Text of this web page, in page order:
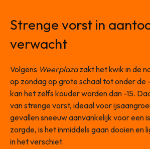
Strenge vorst in
verwacht
Volgens Weerplazazakt het kwik in de
op zondag op grote schaal tot onder de
kan het zelfs kouder worden dan -15.
van strenge vorst, ideaal voor
gevallen sneeuw aanvankelijk voor een
zorgde, is het inmiddels gaan dooien en
in het verschiet.